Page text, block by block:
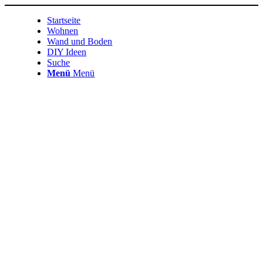
Startseite
Wohnen
Wand und Boden
DIY Ideen
Suche
Menü Menü